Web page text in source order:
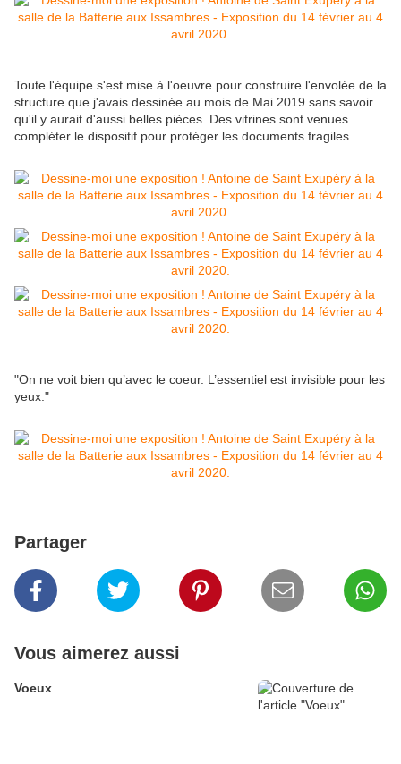
Toute l'équipe s'est mise à l'oeuvre pour construire l'envolée de la
structure que j'avais dessinée au mois de Mai 2019 sans savoir
qu'il y aurait d'aussi belles pièces. Des vitrines sont venues
compléter le dispositif pour protéger les documents fragiles.
"On ne voit bien qu’avec le coeur. L’essentiel est invisible pour les
yeux."
Partager
Vous aimerez aussi
Voeux